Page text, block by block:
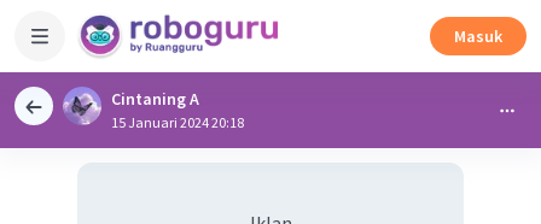
Masuk
Cintaning A
15 Januari 2024 20:18